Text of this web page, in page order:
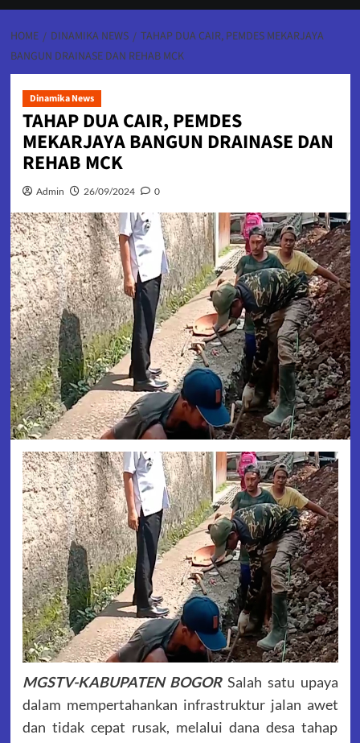
HOME DINAMIKA NEWS
TAHAP DUA CAIR, PEMDES MEKARJAYA
BANGUN DRAINASE DAN REHAB MCK
Dinamika News
TAHAP DUA CAIR, PEMDES
MEKARJAYA BANGUN DRAINASE DAN
REHAB MCK
Admin 26/09/2024 0
MGSTV-KABUPATEN BOGORSalah satu upaya
dalam mempertahankan infrastruktur jalan awet
dan tidak cepat rusak, melalui dana desa tahap